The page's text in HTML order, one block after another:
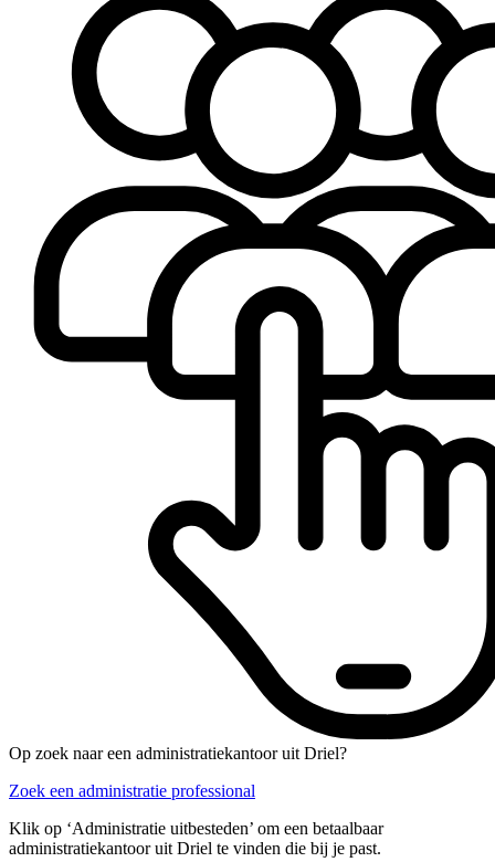
Op zoek naar een administratiekantoor uit Driel?
Zoek een administratie professional
Klik op ‘Administratie uitbesteden’ om een betaalbaar
administratiekantoor uit Driel te vinden die bij je past.